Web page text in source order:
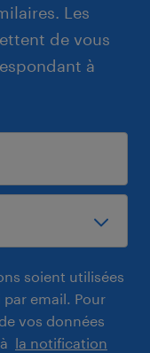
Les
de vous
à
soient utilisées
email. Pour
vos données
la notification